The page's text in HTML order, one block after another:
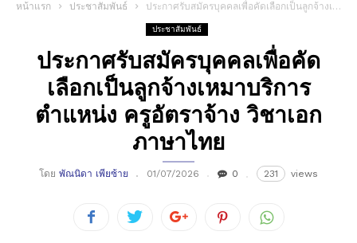
หน้าแรก ประชาสัมพันธ์ ประกาศรับสมัครบุคคลเพื่อคัดเลือกเป็นลูกจ้างเหมาบริการ ตำแหน่ง ครูอัตราจ้าง วิชาเอกภาษาไทย
ประชาสัมพันธ์
ประกาศรับสมัครบุคคลเพื่อคัด
เลือกเป็นลูกจ้างเหมาบริการ
ตำแหน่ง ครูอัตราจ้าง วิชาเอก
ภาษาไทย
โดย พัณนิดา เพียซ้าย 01/07/2026 0 231 views